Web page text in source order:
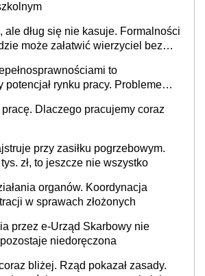
ale dług się nie kasuje. Formalności
może załatwić wierzyciel bez
to
potencjał rynku pracy. Problemem
po stronie systemu i
[WYWIAD]
pracę. Dlaczego pracujemy coraz
przy zasiłku pogrzebowym.
zł, to jeszcze nie wszystko
organów. Koordynacja
w sprawach złożonych
przez e-Urząd Skarbowy nie
niedoręczona
bliżej. Rząd pokazał zasady.